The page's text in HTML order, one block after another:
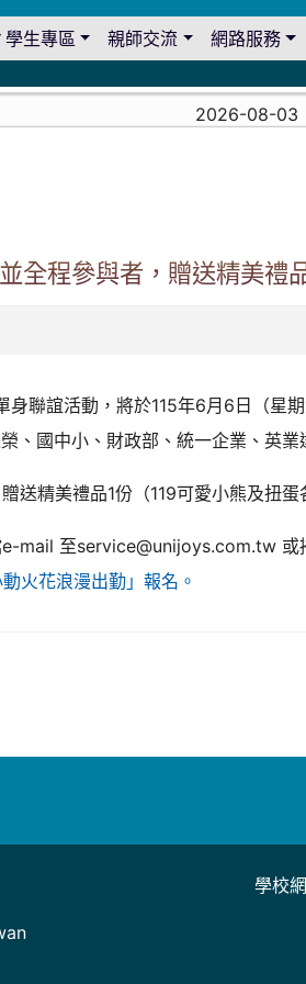
學生專區 親師交流 網路服務
2026-08-03
全程參與者，贈送精美禮
聯誼活動，將於115年6月6日（星
國中小、財政部、統一企業、英
精美禮品1份（119可愛小熊及扭
mail 至service@unijoys.com.tw
火花浪漫出勤」報名。
學校